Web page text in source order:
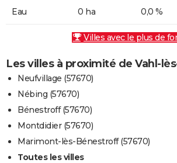
Eau 0 ha 0,0 %
Villes avec le plus de
Les villes à proximité de Vahl-
Neufvillage (57670)
Nébing (57670)
Bénestroff (57670)
Montdidier (57670)
Marimont-lès-Bénestroff (57670)
Toutes les villes